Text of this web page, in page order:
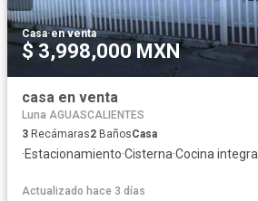
Casa·en venta
$ 3,998,000 MXN
casa en venta
Luna AGUASCALIENTES
3 Recámaras2 BañosCasa
·Estacionamiento·Cisterna·Cocina integral
Actualizado hace 3 días